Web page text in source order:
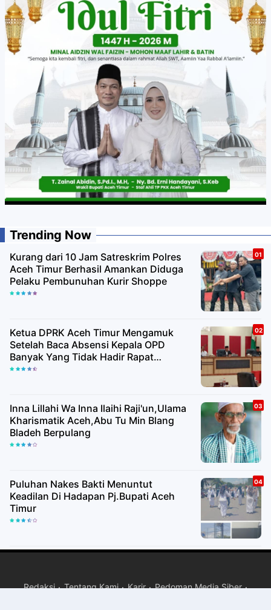
Trending Now
Kurang dari 10 Jam Satreskrim Polres
Aceh Timur Berhasil Amankan Diduga
Pelaku Pembunuhan Kurir Shoppe
Ketua DPRK Aceh Timur Mengamuk
Setelah Baca Absensi Kepala OPD
Banyak Yang Tidak Hadir Rapat
Paripurna
Inna Lillahi Wa Inna Ilaihi Raji'un,Ulama
Kharismatik Aceh,Abu Tu Min Blang
Bladeh Berpulang
Puluhan Nakes Bakti Menuntut
Keadilan Di Hadapan Pj.Bupati Aceh
Timur
Redaksi Tentang Kami Karir Pedoman Media Siber